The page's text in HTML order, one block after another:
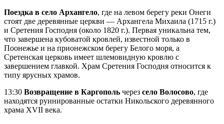
Поездка в село Архангело, где на левом берегу реки Онеги
стоят две деревянные церкви — Архангела Михаила (1715 г.)
и Сретения Господня (около 1820 г.). Первая уникальна тем,
что завершена кубоватой кровлей, известной только в
Поонежье и на прионежском берегу Белого моря, а
Сретенская церковь имеет шлемовидную кровлю с
завершением главкой. Храм Сретения Господня относится к
типу ярусных храмов.
13:30 Возвращение в Каргополь через село Волосово, где
находятся руинированные остатки Никольского деревянного
храма XVII века.